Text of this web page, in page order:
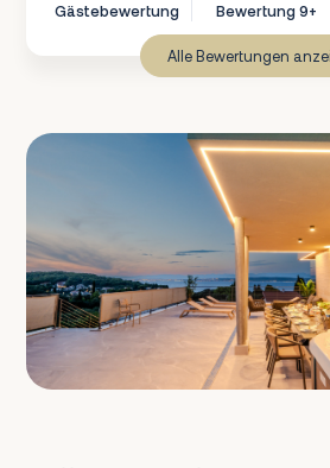
Gästebewertung Bewertung 9+
Alle Bewertungen